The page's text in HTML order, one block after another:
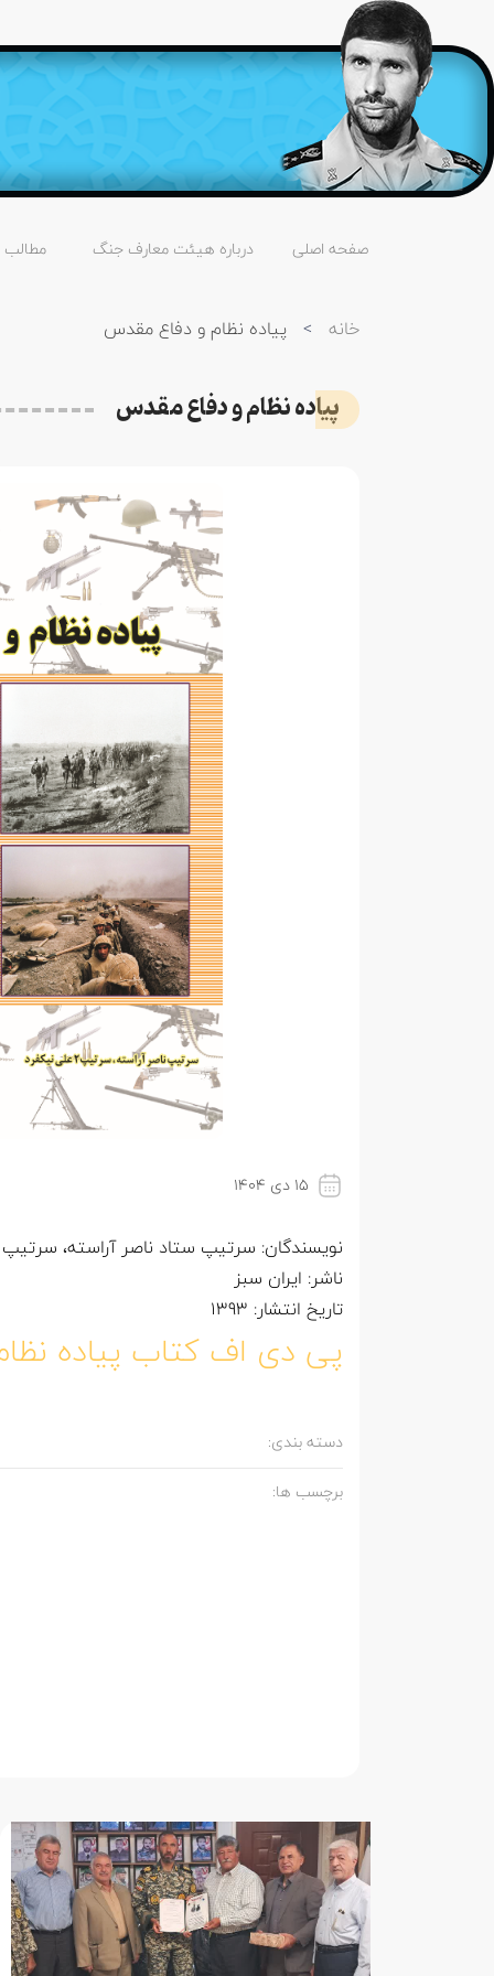
صفحه اصلی درباره هیئت معارف جنگ مطالب
خانه > پیاده نظام و دفاع مقدس
پیاده نظام و دفاع مقدس
۱۵ دی ۱۴۰۴
نویسندگان: سرتیپ ستاد ناصر آراسته، سرتیپ 2 ستاد علی
ناشر: ایران سبز
تاریخ انتشار: 1393
پی دی اف کتاب پیاده
دسته بندی:
برچسب ها: